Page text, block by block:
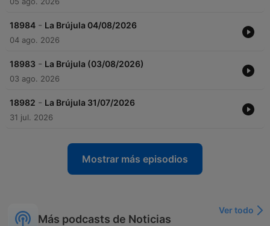
18984 - La Brújula 04/08/2026
04 ago. 2026
18983 - La Brújula (03/08/2026)
03 ago. 2026
18982 - La Brújula 31/07/2026
31 jul. 2026
Mostrar más episodios
Más podcasts de Noticias
Ver todo